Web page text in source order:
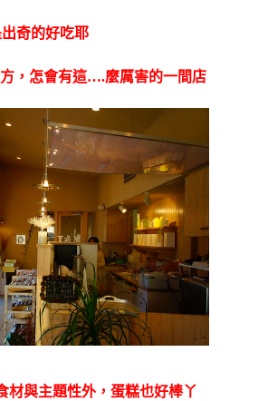
奇的好吃耶
，怎會有這….麼厲害的一間店
材與主題性外，蛋糕也好棒丫